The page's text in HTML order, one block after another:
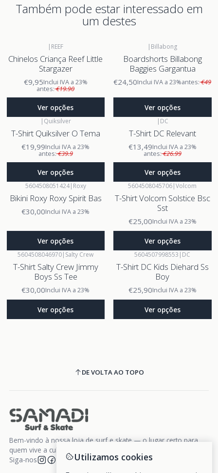
Também pode estar interessado em
um destes
| REEF
Chinelos Criança Reef Little
Stargazer
€9,95Inclui IVA a 23%
antes:€19.90
Ver opções
| Billabong
Boardshorts Billabong
Baggies Gargantua
€24,50Inclui IVA a 23%antes:€49
Ver opções
| Quiksilver
T-Shirt Quiksilver O Tema
€19,99Inclui IVA a 23%
antes:€39.9
Ver opções
| DC
T-Shirt DC Relevant
€13,49Inclui IVA a 23%
antes:€26.99
Ver opções
5604508051424| Roxy
Bikini Roxy Roxy Spirit Bas
€30,00Inclui IVA a 23%
Ver opções
5604508045706|Volcom
T-Shirt Volcom Solstice Bsc
Sst
€25,00Inclui IVA a 23%
Ver opções
5604508046970| Salty Crew
T-Shirt Salty Crew Jimmy
Boys Ss Tee
€30,00Inclui IVA a 23%
Ver opções
5604507998553 | DC
T-Shirt DC Kids Diehard Ss
Boy
€25,90Inclui IVA a 23%
Ver opções
DE VOLTA AO TOPO
Bem-vindo à nossa loja de surf e skate — o lugar certo para
quem vive a cultura da liberdade sobre rodas e ondas.
Siga-nos
Utilizamos cookies